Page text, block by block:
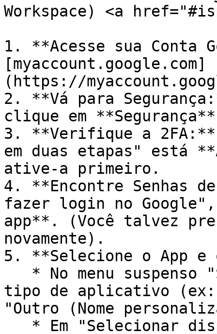
Workspace) <a
1. **Acesse sua Conta
[myaccount.google.com]
(https://
2. **Vá para
clique em
3. **Verifique a
em duas etapas" está
ative-a primeiro.
4. **Encontre Senhas
fazer login no
app**. (Você talvez
novamente).
5. **Selecione o App
tipo de aplicativo (ex:
"Outro (Nome